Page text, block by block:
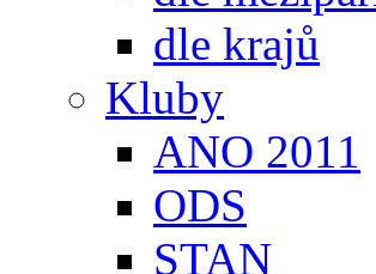
dle krajů
Kluby
ANO 2011
ODS
STAN